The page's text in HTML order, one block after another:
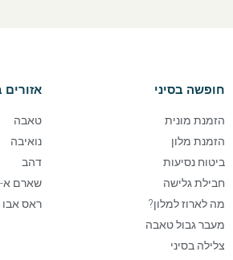
חופשה בסיני
הזמנת מונית
הזמנת מלון
ביטוח נסיעות
חבילת גלישה
מה לארוז למלון?
מעבר גבול טאבה
צלילה בסיני
אזורים
טאבה
נואיבה
דהב
שארם א-
ראס אבו